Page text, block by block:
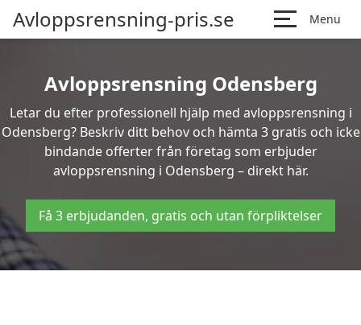
Avloppsrensning-pris.se Menu
Avloppsrensning Odensberg
Letar du efter professionell hjälp med avloppsrensning i
Odensberg? Beskriv ditt behov och hämta 3 gratis och icke
bindande offerter från företag som erbjuder
avloppsrensning i Odensberg – direkt här.
Få 3 erbjudanden, gratis och utan förpliktelser